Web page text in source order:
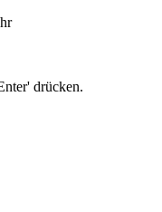
drücken.